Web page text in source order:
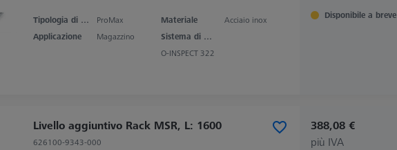
Tipologia di prodotto ProMax Materiale
Acciaio inox
Applicazione
Magazzino
Sistema di misura
O-INSPECT 322
Disponibile a breve
Livello aggiuntivo Rack MSR, L: 1600
626100-9343-000
388,08 €
più IVA